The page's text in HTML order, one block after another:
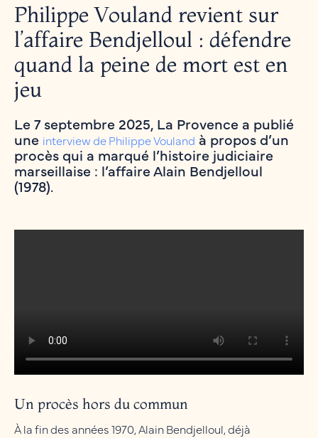
Philippe Vouland revient sur
l’affaire Bendjelloul : défendre
quand la peine de mort est en
jeu
Le 7 septembre 2025, La Provence a publié
une interview de Philippe Vouland à propos d’un
procès qui a marqué l’histoire judiciaire
marseillaise : l’affaire Alain Bendjelloul
(1978).
Un procès hors du commun
À la fin des années 1970, Alain Bendjelloul, déjà